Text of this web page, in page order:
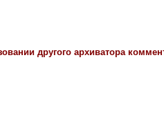
другого архиватора